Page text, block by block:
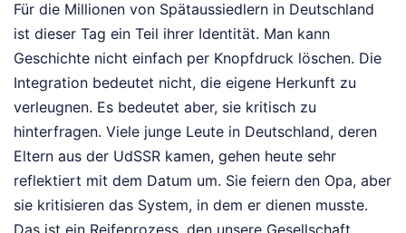
Für die Millionen von Spätaussiedlern in Deutschland
ist dieser Tag ein Teil ihrer Identität. Man kann
Geschichte nicht einfach per Knopfdruck löschen. Die
Integration bedeutet nicht, die eigene Herkunft zu
verleugnen. Es bedeutet aber, sie kritisch zu
hinterfragen. Viele junge Leute in Deutschland, deren
Eltern aus der UdSSR kamen, gehen heute sehr
reflektiert mit dem Datum um. Sie feiern den Opa, aber
sie kritisieren das System, in dem er dienen musste.